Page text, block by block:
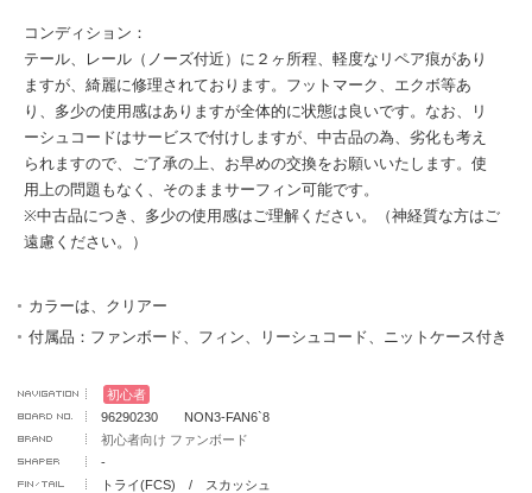
コンディション：
テール、レール（ノーズ付近）に２ヶ所程、軽度なリペア痕があり
ますが、綺麗に修理されております。フットマーク、エクボ等あ
り、多少の使用感はありますが全体的に状態は良いです。なお、リ
ーシュコードはサービスで付けしますが、中古品の為、劣化も考え
られますので、ご了承の上、お早めの交換をお願いいたします。使
用上の問題もなく、そのままサーフィン可能です。
※中古品につき、多少の使用感はご理解ください。（神経質な方はご
遠慮ください。）
カラーは、クリアー
付属品：ファンボード、フィン、リーシュコード、ニットケース付き
初心者
96290230 NON3-FAN6`8
初心者向け ファンボード
-
トライ(FCS) / スカッシュ